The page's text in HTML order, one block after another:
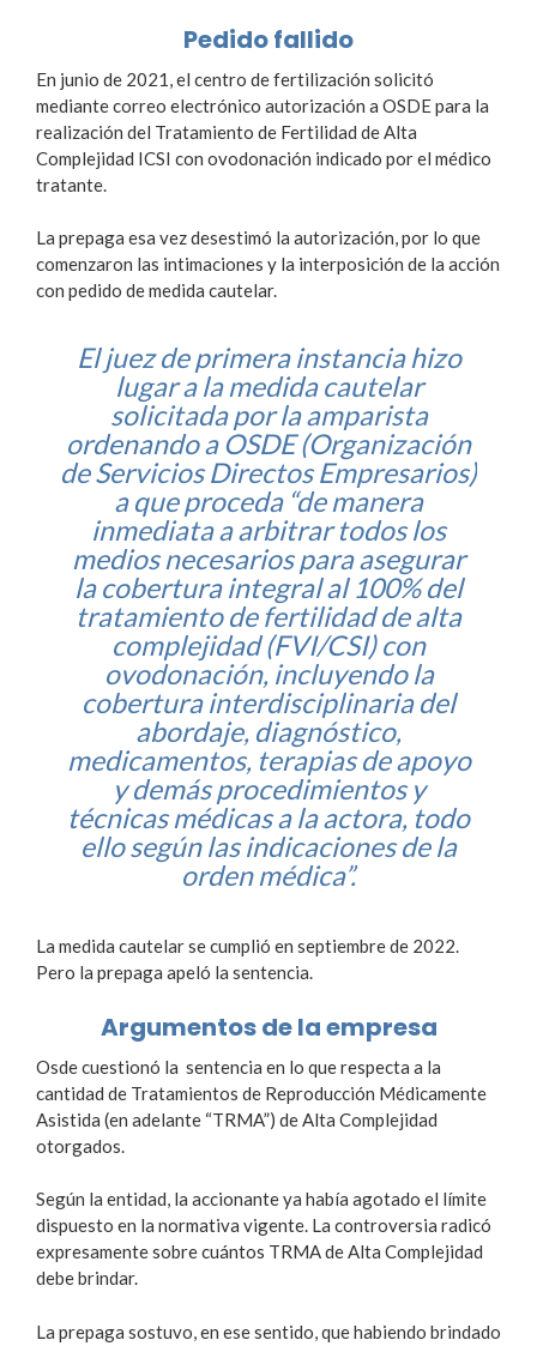
Pedido fallido
En junio de 2021, el centro de fertilización solicitó
mediante correo electrónico autorización a OSDE para la
realización del Tratamiento de Fertilidad de Alta
Complejidad ICSI con ovodonación indicado por el médico
tratante.
La prepaga esa vez desestimó la autorización, por lo que
comenzaron las intimaciones y la interposición de la acción
con pedido de medida cautelar.
El juez de primera instancia hizo
lugar a la medida cautelar
solicitada por la amparista
ordenando a OSDE (Organización
de Servicios Directos Empresarios)
a que proceda “de manera
inmediata a arbitrar todos los
medios necesarios para asegurar
la cobertura integral al 100% del
tratamiento de fertilidad de alta
complejidad (FVI/CSI) con
ovodonación, incluyendo la
cobertura interdisciplinaria del
abordaje, diagnóstico,
medicamentos, terapias de apoyo
y demás procedimientos y
técnicas médicas a la actora, todo
ello según las indicaciones de la
orden médica”.
La medida cautelar se cumplió en septiembre de 2022.
Pero la prepaga apeló la sentencia.
Argumentos de la empresa
Osde cuestionó la sentencia en lo que respecta a la
cantidad de Tratamientos de Reproducción Médicamente
Asistida (en adelante “TRMA”) de Alta Complejidad
otorgados.
Según la entidad, la accionante ya había agotado el límite
dispuesto en la normativa vigente. La controversia radicó
expresamente sobre cuántos TRMA de Alta Complejidad
debe brindar.
La prepaga sostuvo, en ese sentido, que habiendo brindado